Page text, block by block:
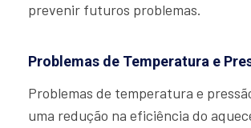
prevenir futuros problemas.
Problemas de Temperatura e
Problemas de temperatura e
uma redução na eficiência do